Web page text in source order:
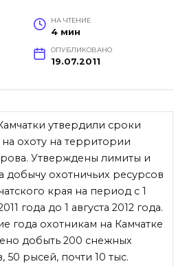
НА ЧТЕНИЕ
4 мин
ОПУБЛИКОВАНО
19.07.2011
утвердили сроки
на охоту на территории
Утверждены лимиты и
добычу охотничьих ресурсов
края на период с 1
года до 1 августа 2012 года.
года охотникам на Камчатке
добыть 200 снежных
50 рысей, почти 10 тыс.